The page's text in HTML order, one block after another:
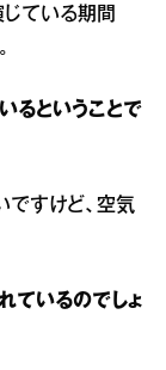
じている期間
るということで
ですけど、空気
ているのでしょ